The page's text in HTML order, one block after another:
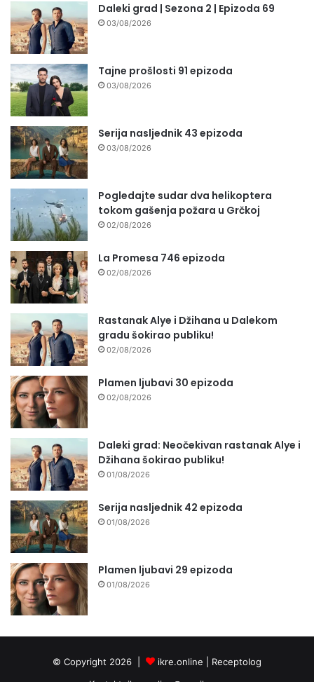
Daleki grad | Sezona 2 | Epizoda 69
03/08/2026
Tajne prošlosti 91 epizoda
03/08/2026
Serija nasljednik 43 epizoda
03/08/2026
Pogledajte sudar dva helikoptera
tokom gašenja požara u Grčkoj
02/08/2026
La Promesa 746 epizoda
02/08/2026
Rastanak Alye i Džihana u Dalekom
gradu šokirao publiku!
02/08/2026
Plamen ljubavi 30 epizoda
02/08/2026
Daleki grad: Neočekivan rastanak Alye i
Džihana šokirao publiku!
01/08/2026
Serija nasljednik 42 epizoda
01/08/2026
Plamen ljubavi 29 epizoda
01/08/2026
© Copyright 2026 | ikre.online | Receptolog